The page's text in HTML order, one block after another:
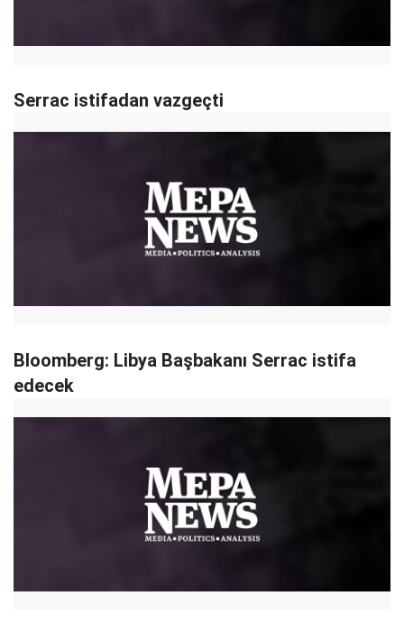
Serrac istifadan vazgeçti
Bloomberg: Libya Başbakanı Serrac istifa
edecek